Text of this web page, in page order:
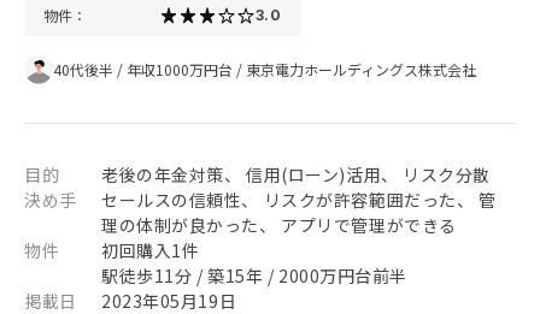
物件： 3.0
40代後半 / 年収1000万円台 / 東京電力ホールディングス株式会社
目的
老後の年金対策、 信用(ローン)活用、 リスク分散
決め手
セールスの信頼性、 リスクが許容範囲だった、 管
理の体制が良かった、 アプリで管理ができる
物件
初回購入1件
駅徒歩11分 / 築15年 / 2000万円台前半
掲載日
2023年05月19日